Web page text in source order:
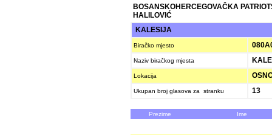
BOSANSKOHERCEGOVAČKA
HALILOVIĆ
KALESIJA
Biračko mjesto
Naziv biračkog mjesta
Lokacija
Ukupan broj glasova za stranku 13
Prezime Ime